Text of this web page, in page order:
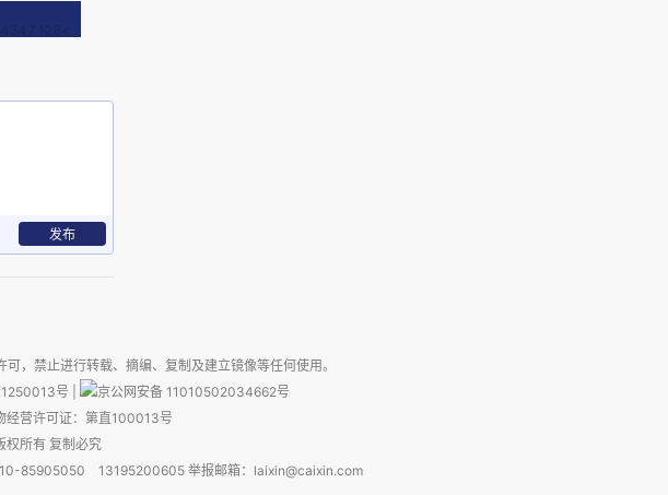
，另一方
益体现，
在一些难
道，数据
在短板。
来说都是
和痛点，比
据成为社会
发布
，禁止进行转载、摘编、复制及建立镜像等任何使用。
号
京公网安备 11010502034662号
经营许可证：第直100013号
所有 复制必究
85905050 13195200605 举报邮箱：laixin@caixin.com